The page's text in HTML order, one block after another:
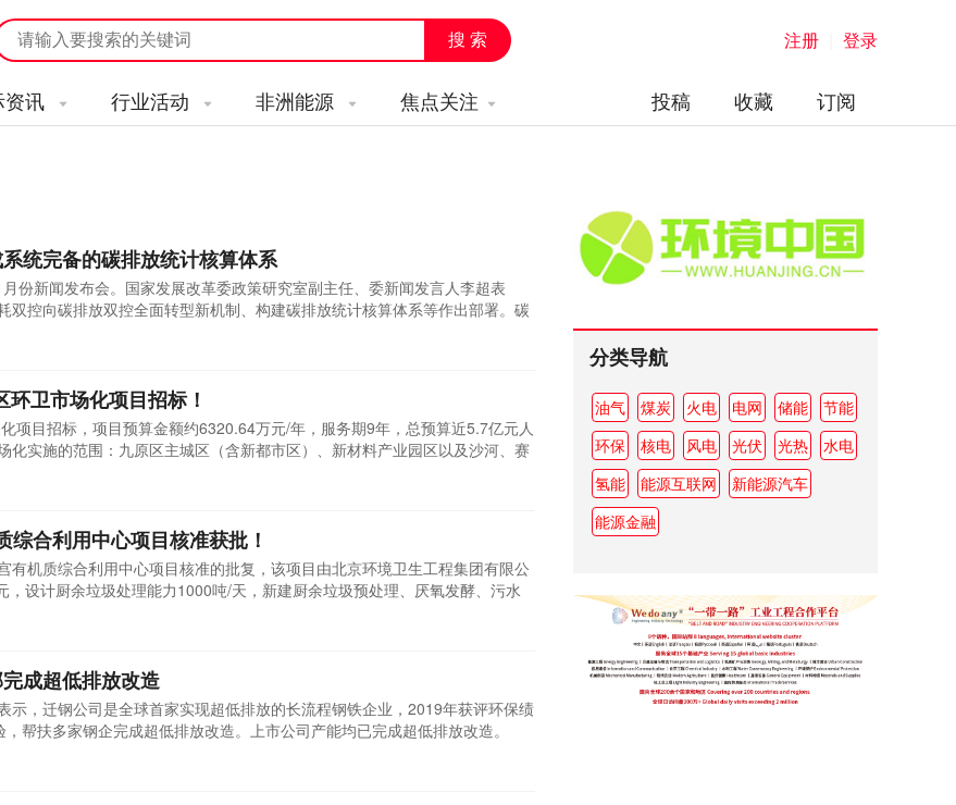
注册 登录
资讯 行业活动 非洲能源 焦点关注 订阅
收藏
投稿
统完备的碳排放统计核算体系
份新闻发布会。国家发展改革委政策研究室副主任、委新闻发言人李超表
双控向碳排放双控全面转型新机制、构建碳排放统计核算体系等作出部署。碳
行计量、统计和分析的过程，简单理解就是核算生产生活中排放的二氧化碳
的基础性工作，只有摸清了底数，才能更好推进落实碳排放双控制度、实施
卫市场化项目招标！
项目招标，项目预算金额约6320.64万元/年，服务期9年，总预算近5.7亿元人
化实施的范围：九原区主城区（含新都市区）、新材料产业园区以及沙河、赛
区域（麻池、哈业胡同、哈林格尔、萨如拉街道办事处和阿嘎如泰苏木5个地
包头市九原区环卫市场化项目招标项目的潜在投标人应在内蒙古自治区政府
合利用中心项目核准获批！
有机质综合利用中心项目核准的批复，该项目由北京环境卫生工程集团有限公
设计厨余垃圾处理能力1000吨/天，新建厨余垃圾预处理、厌氧发酵、污水
臭系统及相关配套设施，批复公示如下：北京环境卫生工程集团有限公司：
综合利用中心项目立项核准手续的请示》（京环卫文〔2024〕49号）及
成超低排放改造
示，迁钢公司是全球首家实现超低排放的长流程钢铁企业，2019年获评环保绩
帮扶多家钢企完成超低排放改造。上市公司产能均已完成超低排放改造。
分类导航
油气 煤炭 火电 电网 储能
节能
环保
核电 风电 光伏 光热
水电
氢能
能源互联网
新能源汽车
能源金融